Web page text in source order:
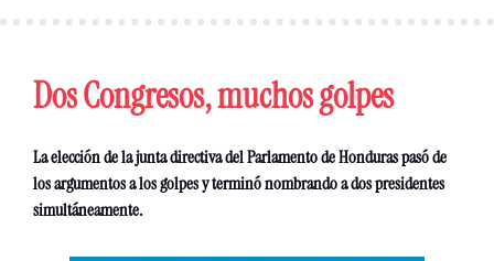
Dos Congresos, muchos golpes
La elección de la junta directiva del Parlamento de Honduras pasó de
los argumentos a los golpes y terminó nombrando a dos presidentes
simultáneamente.